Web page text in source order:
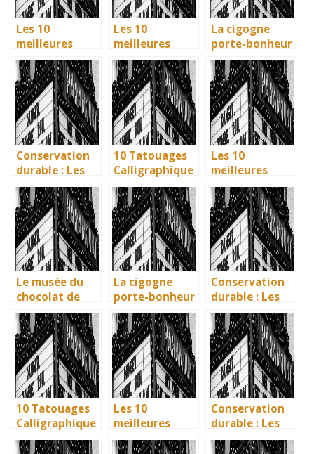
Les 10
meilleures
villes d’Italie à
visiter en 2025
: Ravenne, la
ville aux huit
monuments
UNESCO
Les 10
meilleures
villes d’Italie à
visiter en 2025
: Ravenne, la
ville aux huit
monuments
UNESCO
La cigogne
porte-bonheur
: que dit la
légende ? Son
influence dans
la littérature
enfantine
Conservation
durable : Les
nouvelles
méthodes
écologiques du
British
Museum
10 Tatouages
Calligraphique
s : Citations et
Phrases
Uniques pour
immortaliser
vos amitiés
Les 10
meilleures
villes d’Italie à
visiter en 2025
: Ravenne, la
ville aux huit
monuments
UNESCO
Le musée du
chocolat de
Bayonne : la
mémoire
vivante des
artisans
basques
La cigogne
porte-bonheur
: que dit la
légende ? Son
influence dans
la littérature
enfantine
Conservation
durable : Les
nouvelles
méthodes
écologiques du
British
Museum
10 Tatouages
Calligraphique
s : Citations et
Les 10
meilleures
villes d’Italie à
Conservation
durable : Les
nouvelles